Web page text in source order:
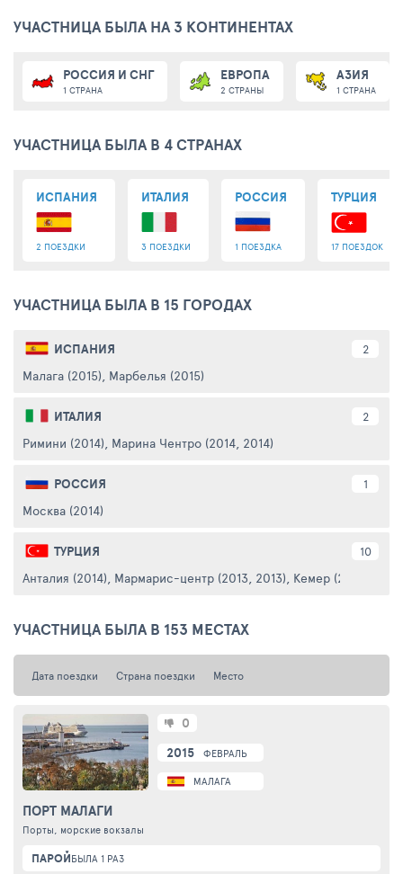
УЧАСТНИЦА БЫЛА НА 3 КОНТИНЕНТАХ
РОССИЯ И СНГ
1 СТРАНА
ЕВРОПА
2 СТРАНЫ
АЗИЯ
1 СТРАНА
УЧАСТНИЦА БЫЛА В 4 СТРАНАХ
ИСПАНИЯ
2 ПОЕЗДКИ
ИТАЛИЯ
3 ПОЕЗДКИ
РОССИЯ
1 ПОЕЗДКА
ТУРЦИЯ
17 ПОЕЗДОК
УЧАСТНИЦА БЫЛА В 15 ГОРОДАХ
ИСПАНИЯ 2
Малага (2015), Марбелья (2015)
ИТАЛИЯ 2
Римини (2014), Марина Чентро (2014, 2014)
РОССИЯ 1
Москва (2014)
ТУРЦИЯ 10
Анталия (2014), Мармарис-центр (2013, 2013), Кемер (2013)
УЧАСТНИЦА БЫЛА В 153 МЕСТАХ
Дата поездки Страна поездки Место
2015 ФЕВРАЛЬ
МАЛАГА
ПОРТ МАЛАГИ
Порты, морские вокзалы
0
ПАРОЙБЫЛА 1 РАЗ